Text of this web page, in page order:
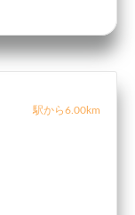
駅から6.00km